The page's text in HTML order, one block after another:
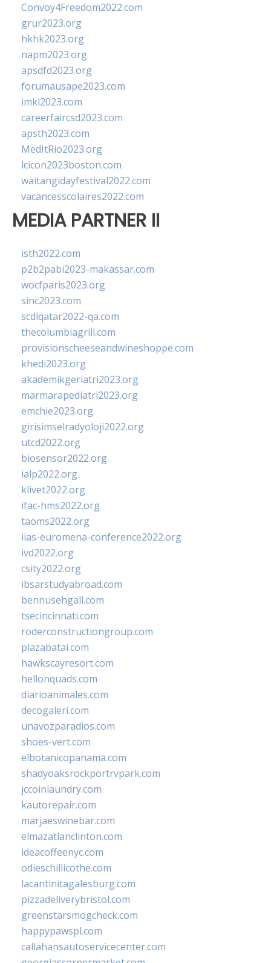
Convoy4Freedom2022.com
grur2023.org
hkhk2023.org
napm2023.org
apsdfd2023.org
forumausape2023.com
imkl2023.com
careerfaircsd2023.com
apsth2023.com
MedItRio2023.org
lcicon2023boston.com
waitangidayfestival2022.com
vacancesscolaires2022.com
MEDIA PARTNER II
isth2022.com
p2b2pabi2023-makassar.com
wocfparis2023.org
sinc2023.com
scdlqatar2022-qa.com
thecolumbiagrill.com
provisionscheeseandwineshoppe.com
khedi2023.org
akademikgeriatri2023.org
marmarapediatri2023.org
emchie2023.org
girisimselradyoloji2022.org
utcd2022.org
biosensor2022.org
ialp2022.org
klivet2022.org
ifac-hms2022.org
taoms2022.org
iias-euromena-conference2022.org
ivd2022.org
csity2022.org
ibsarstudyabroad.com
bennusehgall.com
tsecincinnati.com
roderconstructiongroup.com
plazabatai.com
hawkscayresort.com
hellonquads.com
diarioanimales.com
decogaleri.com
unavozparadios.com
shoes-vert.com
elbotanicopanama.com
shadyoaksrockportrvpark.com
jccoinlaundry.com
kautorepair.com
marjaeswinebar.com
elmazatlanclinton.com
ideacoffeenyc.com
odieschillicothe.com
lacantinitagalesburg.com
pizzadeliverybristol.com
greenstarsmogcheck.com
happypawspl.com
callahansautoservicecenter.com